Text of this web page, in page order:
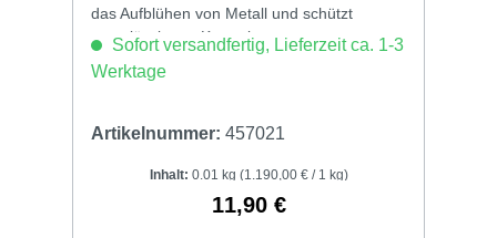
das Aufblühen von Metall und schützt
zuverlässig vor Korrosion.
Sofort versandfertig, Lieferzeit ca. 1-3
Werktage
Artikelnummer: 457021
Inhalt: 0.01 kg (1.190,00 € / 1 kg)
Regulärer Preis:
11,90 €